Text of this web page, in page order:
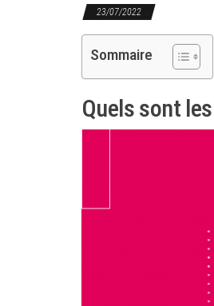
23/07/2022
Sommaire
Quels sont